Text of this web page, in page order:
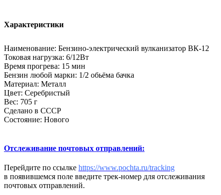
Характеристики
Наименование: Бензино-электрический вулканизатор ВК-12
Токовая нагрузка: 6/12Вт
Время прогрева: 15 мин
Бензин любой марки: 1/2 обьёма бачка
Материал: Металл
Цвет: Серебристый
Вес: 705 г
Сделано в СССР
Состояние: Нового
Отслеживание почтовых отправлений:
Перейдите по ссылке https://www.pochta.ru/tracking
в появившемся поле введите трек-номер для отслеживания
почтовых отправлений.